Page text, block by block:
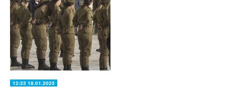
12:33 18.01.2025